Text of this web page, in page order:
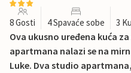
8 Gosti 4 Spavaće sobe 3
Ova ukusno uređena kuća
apartmana nalazi se na
Luke. Dva studio